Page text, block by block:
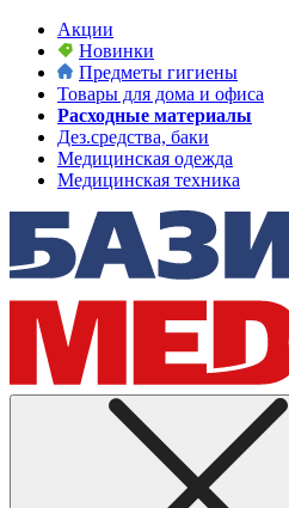
Акции
Новинки
Предметы гигиены
Товары для дома и офиса
Расходные материалы
Дез.средства, баки
Медицинская одежда
Медицинская техника